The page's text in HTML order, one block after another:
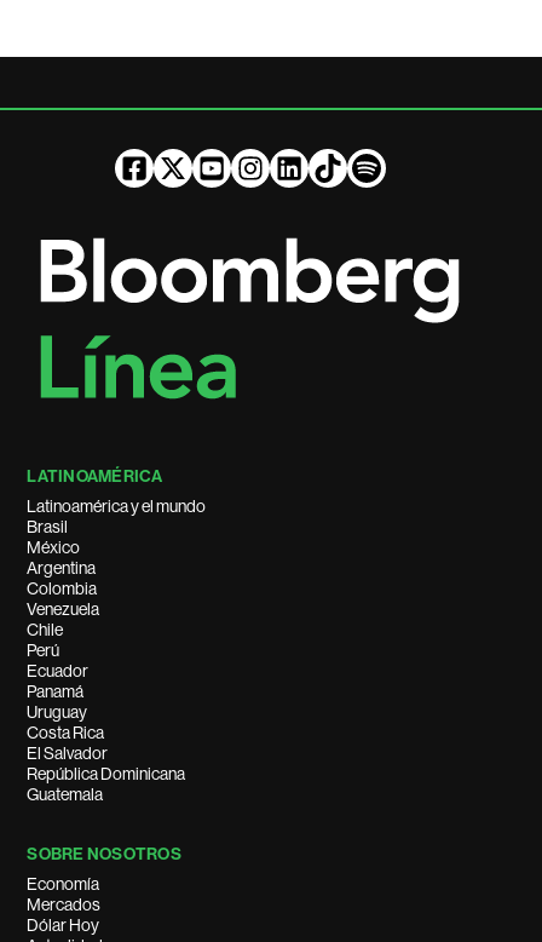
LATINOAMÉRICA
Latinoamérica y el mundo
Brasil
México
Argentina
Colombia
Venezuela
Chile
Perú
Ecuador
Panamá
Uruguay
Costa Rica
El Salvador
República Dominicana
Guatemala
SOBRE NOSOTROS
Economía
Mercados
Dólar Hoy